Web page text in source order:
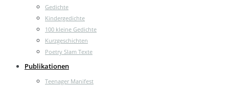
Gedichte
Kindergedichte
100 kleine Gedichte
Kurzgeschichten
Poetry Slam Texte
Publikationen
Teenager Manifest